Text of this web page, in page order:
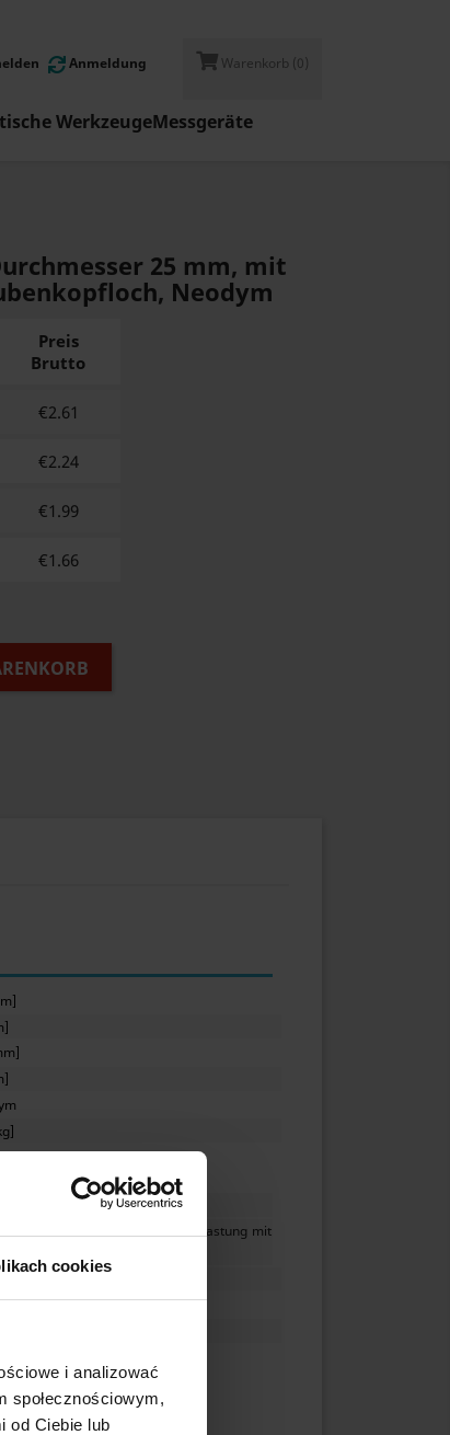
cookies
i analizować
społecznościowym,
od Ciebie lub
Anmeldung Warenkorb (0)
WerkzeugeMessgeräte
25 mm, mit
Neodym
Preis
Brutto
€2.61
€2.24
€1.99
€1.66
(NiCuNi)
zwei Magneten sowie eine Belastung mit